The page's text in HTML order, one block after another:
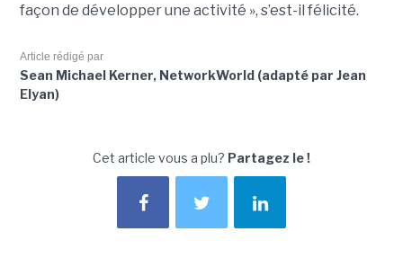
façon de développer une activité », s’est-il félicité.
Article rédigé par
Sean Michael Kerner, NetworkWorld (adapté par Jean
Elyan)
Cet article vous a plu? Partagez le !